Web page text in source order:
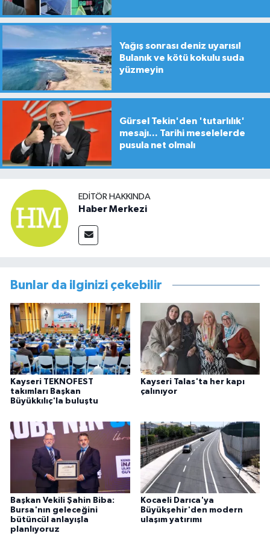
Yağış sonrası deniz uyarısı!
Bulanık ve kötü kokulu suda
yüzmeyin
Gürsel Tekin'den 'tutarlılık'
mesajı... Tarihi meselelerde
pusula net olmalı
EDITÖR HAKKINDA
Haber Merkezi
Bunlar da ilginizi çekebilir
Kayseri TEKNOFEST
takımları Başkan
Büyükkılıç'la buluştu
Kayseri Talas'ta her kapı
çalınıyor
Başkan Vekili Şahin Biba:
Bursa'nın geleceğini
bütüncül anlayışla
planlıyoruz
Kocaeli Darıca'ya
Büyükşehir'den modern
ulaşım yatırımı